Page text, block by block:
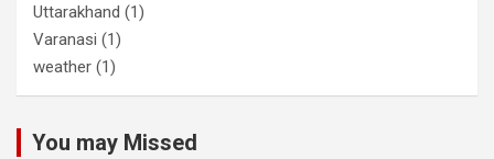
Uttarakhand (1)
Varanasi (1)
weather (1)
You may Missed